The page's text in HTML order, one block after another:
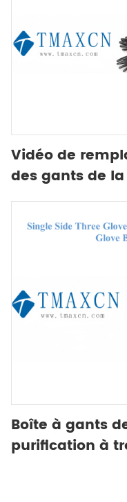
Vidéo de
des gants de
gants de
Boîte à gants
purification à